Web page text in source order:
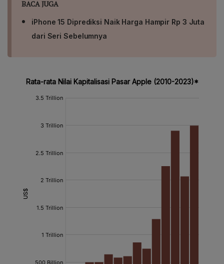
BACA JUGA
iPhone 15 Diprediksi Naik Harga Hampir Rp 3 Juta
dari Seri Sebelumnya